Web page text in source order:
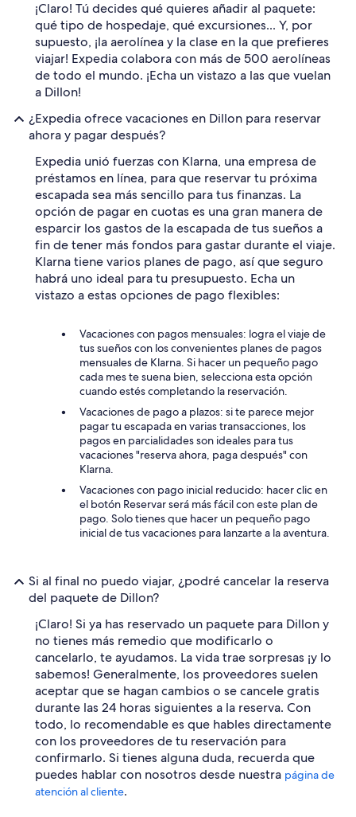
¡Claro! Tú decides qué quieres añadir al paquete:
qué tipo de hospedaje, qué excursiones... Y, por
supuesto, ¡la aerolínea y la clase en la que prefieres
viajar! Expedia colabora con más de 500 aerolíneas
de todo el mundo. ¡Echa un vistazo a las que vuelan
a Dillon!
¿Expedia ofrece vacaciones en Dillon para reservar
ahora y pagar después?
Expedia unió fuerzas con Klarna, una empresa de
préstamos en línea, para que reservar tu próxima
escapada sea más sencillo para tus finanzas. La
opción de pagar en cuotas es una gran manera de
esparcir los gastos de la escapada de tus sueños a
fin de tener más fondos para gastar durante el viaje.
Klarna tiene varios planes de pago, así que seguro
habrá uno ideal para tu presupuesto. Echa un
vistazo a estas opciones de pago flexibles:
Vacaciones con pagos mensuales: logra el viaje de
tus sueños con los convenientes planes de pagos
mensuales de Klarna. Si hacer un pequeño pago
cada mes te suena bien, selecciona esta opción
cuando estés completando la reservación.
Vacaciones de pago a plazos: si te parece mejor
pagar tu escapada en varias transacciones, los
pagos en parcialidades son ideales para tus
vacaciones "reserva ahora, paga después" con
Klarna.
Vacaciones con pago inicial reducido: hacer clic en
el botón Reservar será más fácil con este plan de
pago. Solo tienes que hacer un pequeño pago
inicial de tus vacaciones para lanzarte a la aventura.
Si al final no puedo viajar, ¿podré cancelar la reserva
del paquete de Dillon?
¡Claro! Si ya has reservado un paquete para Dillon y
no tienes más remedio que modificarlo o
cancelarlo, te ayudamos. La vida trae sorpresas ¡y lo
sabemos! Generalmente, los proveedores suelen
aceptar que se hagan cambios o se cancele gratis
durante las 24 horas siguientes a la reserva. Con
todo, lo recomendable es que hables directamente
con los proveedores de tu reservación para
confirmarlo. Si tienes alguna duda, recuerda que
puedes hablar con nosotros desde nuestra página de
atención al cliente.